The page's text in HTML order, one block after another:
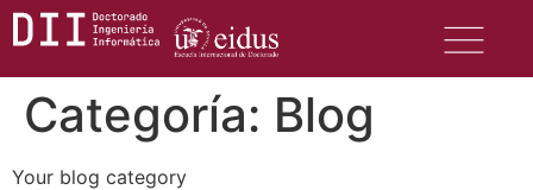
Categoría: Blog
Your blog category